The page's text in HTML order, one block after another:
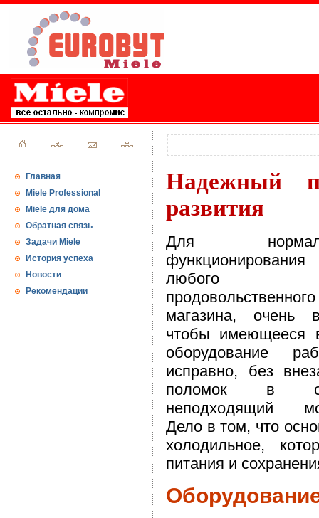
Главная
Miele Professional
Miele для дома
Обратная связь
Задачи Miele
История успеха
Новости
Рекомендации
Надежный
развития
Для
функционирования
любого
продовольственного
магазина, очень
чтобы имеющееся
оборудование
исправно, без
поломок в
неподходящий
Дело в том, что
холодильное,
питания и